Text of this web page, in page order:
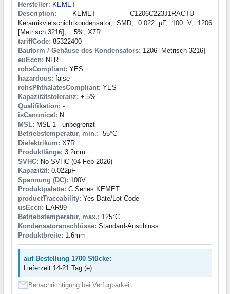
Hersteller: KEMET
Description: KEMET - C1206C223J1RACTU -
Keramikvielschichtkondensator, SMD, 0.022 µF, 100 V, 1206
[Metrisch 3216], ± 5%, X7R
tariffCode: 85322400
Bauform / Gehäuse des Kondensators: 1206 [Metrisch 3216]
euEccn: NLR
rohsCompliant: YES
hazardous: false
rohsPhthalatesCompliant: YES
Kapazitätstoleranz: ± 5%
Qualifikation: -
isCanonical: N
MSL: MSL 1 - unbegrenzt
Betriebstemperatur, min.: -55°C
Dielektrikum: X7R
Produktlänge: 3.2mm
SVHC: No SVHC (04-Feb-2026)
Kapazität: 0.022µF
Spannung (DC): 100V
Produktpalette: C Series KEMET
productTraceability: Yes-Date/Lot Code
usEccn: EAR99
Betriebstemperatur, max.: 125°C
Kondensatoranschlüsse: Standard-Anschluss
Produktbreite: 1.6mm
auf Bestellung 1700 Stücke:
Lieferzeit 14-21 Tag (e)
Benachrichtigung bei Verfügbarkeit